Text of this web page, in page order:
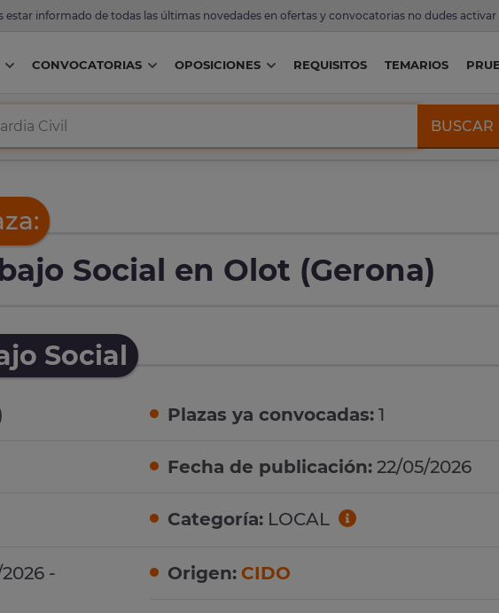
estar informado de todas las últimas novedades en ofertas y convocatorias no dudes activar
CONVOCATORIAS OPOSICIONES REQUISITOS TEMARIOS
BUSCAR
Social en Olot (Gerona)
Social
-
Plazas ya convocadas: 1
Fecha de publicación: 22/05/2026
Categoría: LOCAL
Origen: CIDO